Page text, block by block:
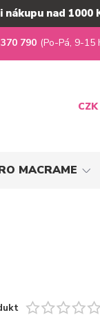
nad 1000
CZK
790 (Po-Pá, 9-15
MACRAME